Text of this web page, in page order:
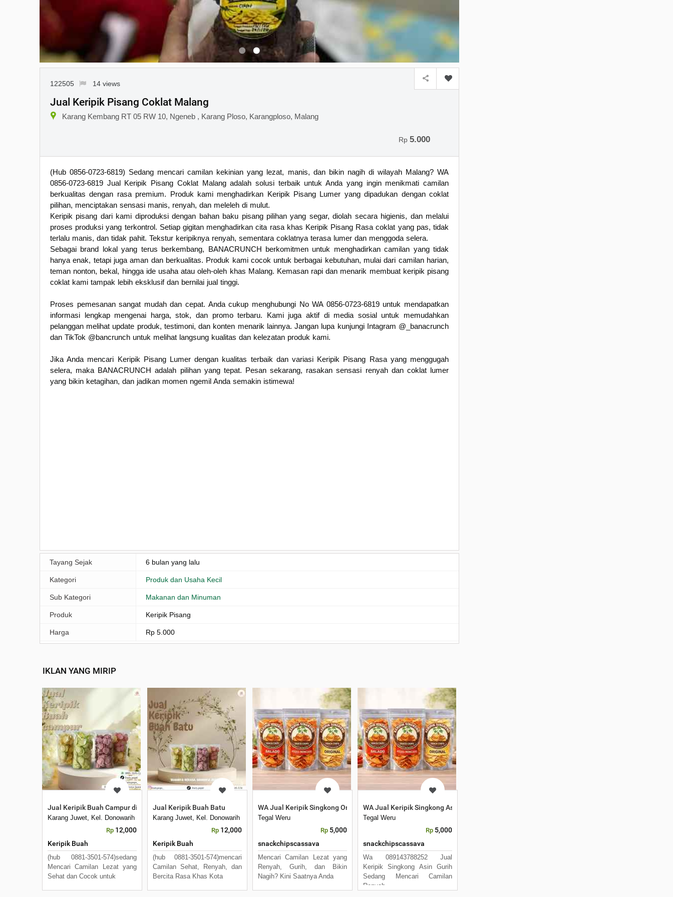
122505 14 views
Jual Keripik Pisang Coklat Malang
Karang Kembang RT 05 RW 10, Ngeneb , Karang Ploso, Karangploso, Malang
Rp 5.000
(Hub 0856-0723-6819) Sedang mencari camilan kekinian yang lezat, manis, dan bikin nagih di wilayah Malang? WA
0856-0723-6819 Jual Keripik Pisang Coklat Malang adalah solusi terbaik untuk Anda yang ingin menikmati camilan
berkualitas dengan rasa premium. Produk kami menghadirkan Keripik Pisang Lumer yang dipadukan dengan coklat
pilihan, menciptakan sensasi manis, renyah, dan meleleh di mulut.
Keripik pisang dari kami diproduksi dengan bahan baku pisang pilihan yang segar, diolah secara higienis, dan melalui
proses produksi yang terkontrol. Setiap gigitan menghadirkan cita rasa khas Keripik Pisang Rasa coklat yang pas, tidak
terlalu manis, dan tidak pahit. Tekstur keripiknya renyah, sementara coklatnya terasa lumer dan menggoda selera.
Sebagai brand lokal yang terus berkembang, BANACRUNCH berkomitmen untuk menghadirkan camilan yang tidak
hanya enak, tetapi juga aman dan berkualitas. Produk kami cocok untuk berbagai kebutuhan, mulai dari camilan harian,
teman nonton, bekal, hingga ide usaha atau oleh-oleh khas Malang. Kemasan rapi dan menarik membuat keripik pisang
coklat kami tampak lebih eksklusif dan bernilai jual tinggi.
Proses pemesanan sangat mudah dan cepat. Anda cukup menghubungi No WA 0856-0723-6819 untuk mendapatkan
informasi lengkap mengenai harga, stok, dan promo terbaru. Kami juga aktif di media sosial untuk memudahkan
pelanggan melihat update produk, testimoni, dan konten menarik lainnya. Jangan lupa kunjungi Intagram @_banacrunch
dan TikTok @bancrunch untuk melihat langsung kualitas dan kelezatan produk kami.
Jika Anda mencari Keripik Pisang Lumer dengan kualitas terbaik dan variasi Keripik Pisang Rasa yang menggugah
selera, maka BANACRUNCH adalah pilihan yang tepat. Pesan sekarang, rasakan sensasi renyah dan coklat lumer
yang bikin ketagihan, dan jadikan momen ngemil Anda semakin istimewa!
Tayang Sejak 6 bulan yang lalu
Kategori Produk dan Usaha Kecil
Sub Kategori Makanan dan Minuman
Produk Keripik Pisang
Harga Rp 5.000
IKLAN YANG MIRIP
Jual Keripik Buah Campur di Batu
Karang Juwet, Kel. Donowarih
Rp 12,000
Keripik Buah
(hub 0881-3501-574)sedang
Mencari Camilan Lezat yang
Sehat dan Cocok untuk
Jual Keripik Buah Batu
Karang Juwet, Kel. Donowarih
Rp 12,000
Keripik Buah
(hub 0881-3501-574)mencari
Camilan Sehat, Renyah, dan
Bercita Rasa Khas Kota
WA Jual Keripik Singkong Original Malang
Tegal Weru
Rp 5,000
snackchipscassava
Mencari Camilan Lezat yang
Renyah, Gurih, dan Bikin
Nagih? Kini Saatnya Anda
WA Jual Keripik Singkong Asin Gurih Malang
Tegal Weru
Rp 5,000
snackchipscassava
Wa 089143788252 Jual
Keripik Singkong Asin Gurih
Sedang Mencari Camilan
Renyah